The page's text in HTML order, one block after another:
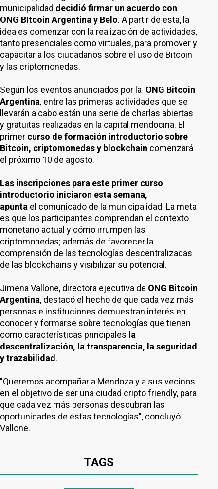
municipalidad decidió firmar un acuerdo con
ONG BItcoin Argentina y Belo. A partir de esta, la
idea es comenzar con la realización de actividades,
tanto presenciales como virtuales, para promover y
capacitar a los ciudadanos sobre el uso de Bitcoin
y las criptomonedas.
Según los eventos anunciados por la ONG Bitcoin
Argentina, entre las primeras actividades que se
llevarán a cabo están una serie de charlas abiertas
y gratuitas realizadas en la capital mendocina. El
primer curso de formación introductorio sobre
Bitcoin, criptomonedas y blockchain comenzará
el próximo 10 de agosto.
Las inscripciones para este primer curso
introductorio iniciaron esta semana,
apunta el comunicado de la municipalidad. La meta
es que los participantes comprendan el contexto
monetario actual y cómo irrumpen las
criptomonedas; además de favorecer la
comprensión de las tecnologías descentralizadas
de las blockchains y visibilizar su potencial.
Jimena Vallone, directora ejecutiva de ONG Bitcoin
Argentina, destacó el hecho de que cada vez más
personas e instituciones demuestran interés en
conocer y formarse sobre tecnologías que tienen
como características principales la
descentralización, la transparencia, la seguridad
y trazabilidad .
"Queremos acompañar a Mendoza y a sus vecinos
en el objetivo de ser una ciudad cripto friendly, para
que cada vez más personas descubran las
oportunidades de estas tecnologías", concluyó
Vallone.
TAGS